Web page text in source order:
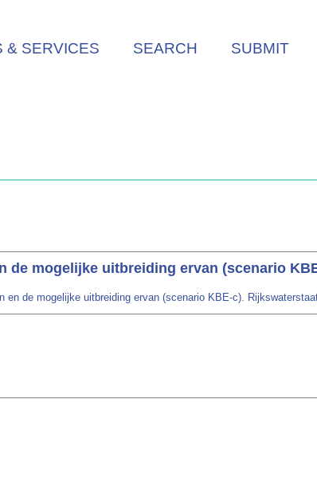
& SERVICES SEARCH SUBMIT
de mogelijke uitbreiding ervan (scenario
de mogelijke uitbreiding ervan (scenario KBE-c).